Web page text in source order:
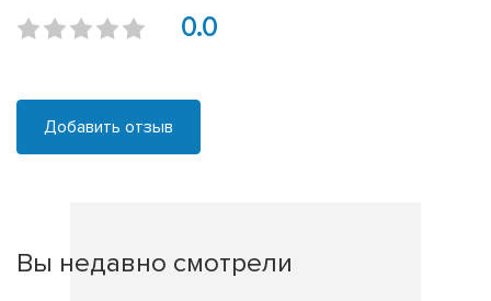
0.0
Добавить отзыв
Вы недавно смотрели